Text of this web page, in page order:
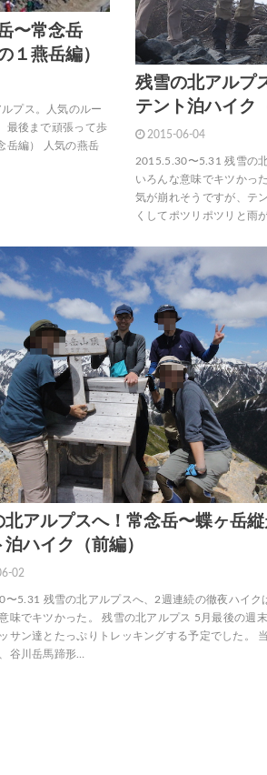
〜常念岳
１燕岳編）
プス。人気のルー
最後まで頑張って歩
岳編） 人気の燕岳
残雪の北アルプ
テント泊ハイク
2015-06-04
2015.5.30〜5.31 残雪の
いろんな意味でキツかっ
気が崩れそうですが、テ
くしてポツリポツリと雨
北アルプスへ！常念岳〜蝶ヶ岳
ハイク（前編）
02
〜5.31 残雪の北アルプスへ、2週連続の徹夜ハイク
味でキツかった。 残雪の北アルプス 5月最後の週
サン達とたっぷりトレッキングする予定でした。
谷川岳馬蹄形…